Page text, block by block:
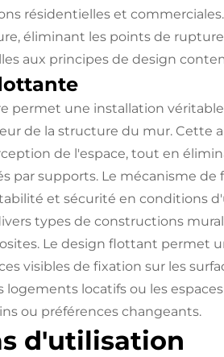
résidentielles et
éliminant les points de
aux principes de design
permet une installation
de la structure du mur. Cette
de l'espace, tout en
par supports. Le mécanisme de
et sécurité en conditions
types de constructions
Le design flottant permet
visibles de fixation sur les
locatifs ou les
ou préférences changeants.
d'utilisation